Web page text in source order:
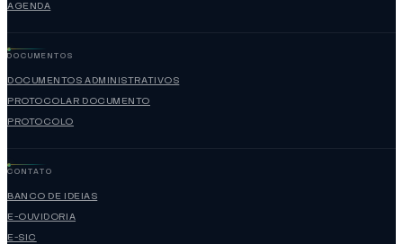
AGENDA
DOCUMENTOS
DOCUMENTOS ADMINISTRATIVOS
PROTOCOLAR DOCUMENTO
PROTOCOLO
CONTATO
BANCO DE IDEIAS
E-OUVIDORIA
E-SIC